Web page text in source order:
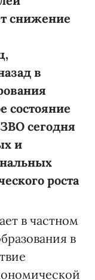
снижение
в
состояние
сегодня
и
роста
в частном
в